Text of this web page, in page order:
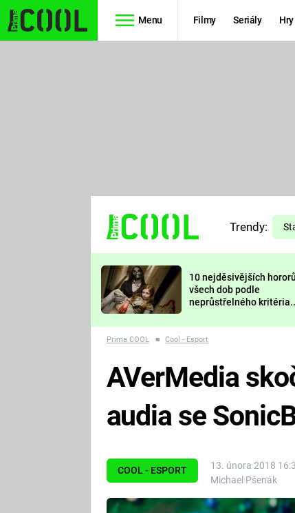
Menu Filmy Seriály Hry
TŘESKU
FUTURAMA
PREDÁTOR
Trendy:
10 nejděsivějších hororů
všech dob podle
neprůstřelného kritéria.
nejvíc zvednou tep?
Prima COOL ■ Cool - Esport
COOL - ESPORT
13. února 2018
Michael Pšenák
AVerMedia
audia se